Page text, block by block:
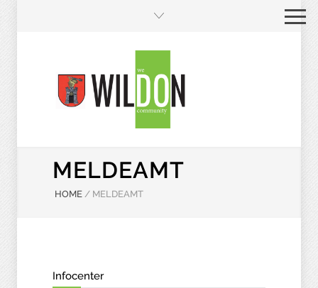
MELDEAMT
HOME / MELDEAMT
Infocenter